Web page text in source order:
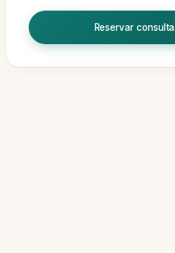
Reservar consulta